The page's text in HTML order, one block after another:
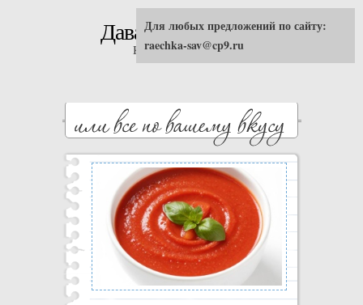
Давай попробуем!
Кулинарные рецепты
Для любых предложений по сайту:
raechka-sav@cp9.ru